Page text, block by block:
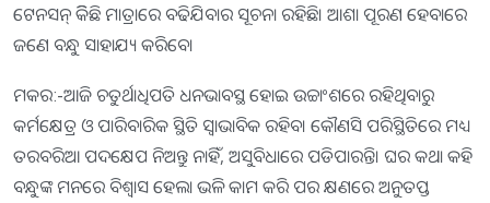
ଟେନସନ୍‌ କିିଛି ମାତ୍ରାରେ ବଢିଯିବାର ସୂଚନା ରହିଛି। ଆଶା ପୂରଣ ହେବାରେ
ଜଣେ ବନ୍ଧୁ ସାହାଯ୍ୟ କରିବେ।
ମକର:-ଆଜି ଚତୁର୍ଥାଧିପତି ଧନଭାବସ୍ଥ ହୋଇ ଉଚ୍ଚାଂଶରେ ରହିଥିବାରୁ
କର୍ମକ୍ଷେତ୍ର ଓ ପାରିବାରିକ ସ୍ଥିତି ସ୍ବାଭାବିକ ରହିବ। କୌଣସି ପରିସ୍ଥିତିରେ ମଧ୍ୟ
ତରବରିଆ ପଦକ୍ଷେପ ନିଅନ୍ତୁ ନାହିଁ, ଅସୁବିଧାରେ ପଡିପାରନ୍ତି। ଘର କଥା କହି
ବନ୍ଧୁଙ୍କ ମନରେ ବିଶ୍ୱାସ ହେଲା ଭଳି କାମ କରି ପର କ୍ଷଣରେ ଅନୁତପ୍ତ